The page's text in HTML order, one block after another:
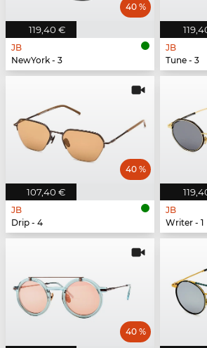
119,40 €
40 %
JB
NewYork - 3
JB
Tune - 3
107,40 €
40 %
JB
Drip - 4
JB
Writer - 1
40 %